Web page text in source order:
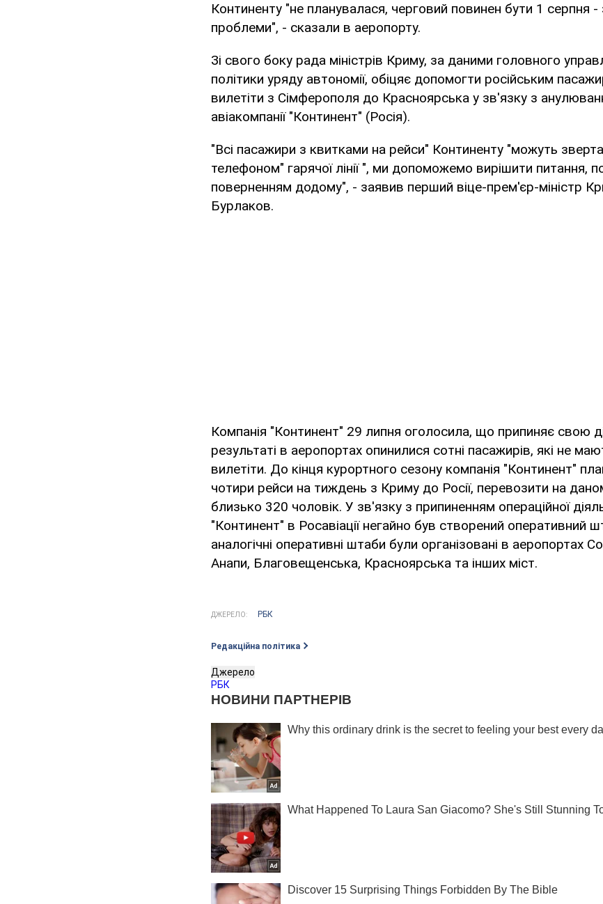
Континенту "не планувалася, черговий повинен бути 1 серпня -
проблеми", - сказали в аеропорту.
Зі свого боку рада міністрів Криму, за даними головного
політики уряду автономії, обіцяє допомогти російським
вилетіти з Сімферополя до Красноярська у зв'язку з
авіакомпанії "Континент" (Росія).
"Всі пасажири з квитками на рейси" Континенту "можуть
телефоном" гарячої лінії ", ми допоможемо вирішити питання,
поверненням додому", - заявив перший віце-прем'єр-міністр
Бурлаков.
Компанія "Континент" 29 липня оголосила, що припиняє свою
результаті в аеропортах опинилися сотні пасажирів, які не
вилетіти. До кінця курортного сезону компанія "Континент"
чотири рейси на тиждень з Криму до Росії, перевозити на
близько 320 чоловік. У зв'язку з припиненням операційної
"Континент" в Росавіації негайно був створений оперативний
аналогічні оперативні штаби були організовані в аеропортах
Анапи, Благовещенська, Красноярська та інших міст.
ДЖЕРЕЛО: РБК
Редакційна політика
Джерело
РБК